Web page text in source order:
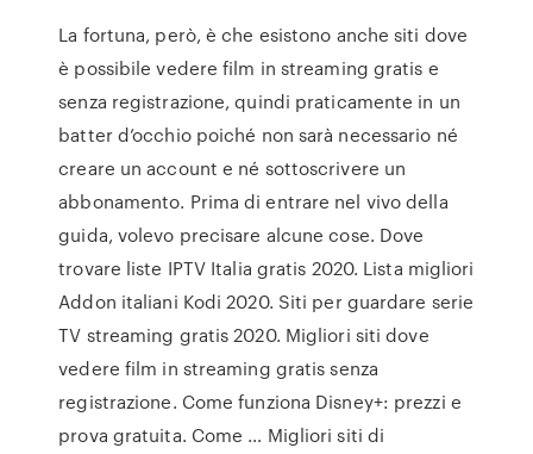
La fortuna, però, è che esistono anche siti dove
è possibile vedere film in streaming gratis e
senza registrazione, quindi praticamente in un
batter d’occhio poiché non sarà necessario né
creare un account e né sottoscrivere un
abbonamento. Prima di entrare nel vivo della
guida, volevo precisare alcune cose. Dove
trovare liste IPTV Italia gratis 2020. Lista migliori
Addon italiani Kodi 2020. Siti per guardare serie
TV streaming gratis 2020. Migliori siti dove
vedere film in streaming gratis senza
registrazione. Come funziona Disney+: prezzi e
prova gratuita. Come … Migliori siti di